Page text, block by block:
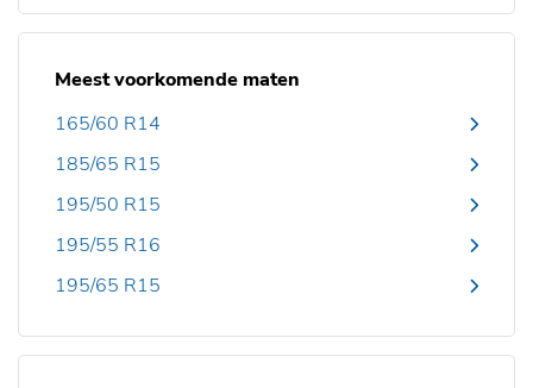
Meest voorkomende maten
165/60 R14
185/65 R15
195/50 R15
195/55 R16
195/65 R15